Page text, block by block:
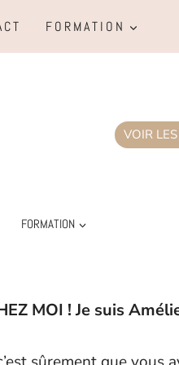
FORMATION
VOIR
FORMATION
MOI ! Je suis